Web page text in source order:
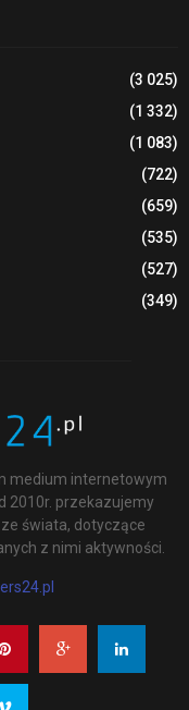
(3 025)
(1 332)
(1 083)
(722)
(659)
(535)
(527)
(349)
medium internetowym
2010r. przekazujemy
świata, dotyczące
z nimi aktywności.